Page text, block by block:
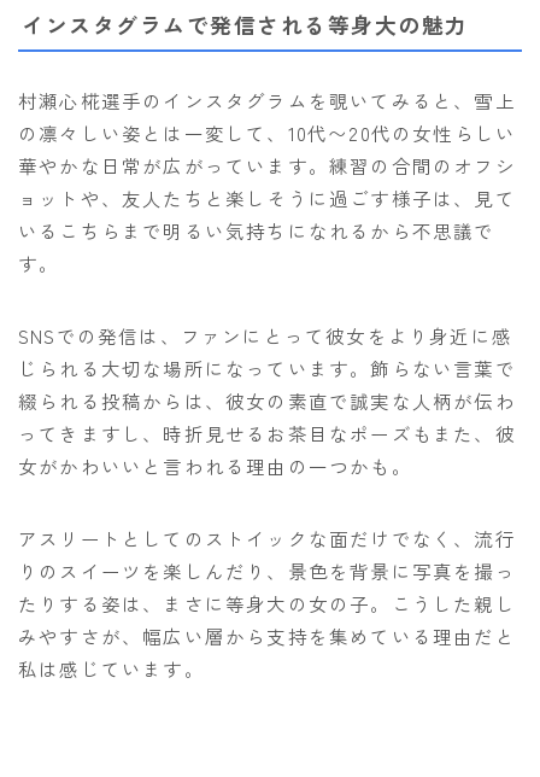
インスタグラムで発信される等身大の魅力
村瀬心椛選手のインスタグラムを覗いてみると、雪上
の凛々しい姿とは一変して、10代〜20代の女性らしい
華やかな日常が広がっています。練習の合間のオフシ
ョットや、友人たちと楽しそうに過ごす様子は、見て
いるこちらまで明るい気持ちになれるから不思議で
す。
SNSでの発信は、ファンにとって彼女をより身近に感
じられる大切な場所になっています。飾らない言葉で
綴られる投稿からは、彼女の素直で誠実な人柄が伝わ
ってきますし、時折見せるお茶目なポーズもまた、彼
女がかわいいと言われる理由の一つかも。
アスリートとしてのストイックな面だけでなく、流行
りのスイーツを楽しんだり、景色を背景に写真を撮っ
たりする姿は、まさに等身大の女の子。こうした親し
みやすさが、幅広い層から支持を集めている理由だと
私は感じています。